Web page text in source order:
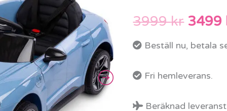
3999kr
priset
var:
3499
Beställ nu, betala
Fri hemleverans.
Beräknad
E-
Tron
–
mängd